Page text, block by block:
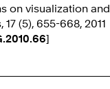
on visualization and
(5), 655-668, 2011
]